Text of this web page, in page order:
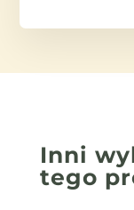
Inni
tego